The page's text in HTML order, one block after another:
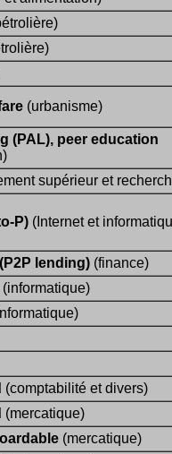
(urbanisme)
(PAL), peer education
supérieur et
P) (Internet et
lending) (finance)
(informatique)
(comptabilité et divers)
(mercatique)
(mercatique)